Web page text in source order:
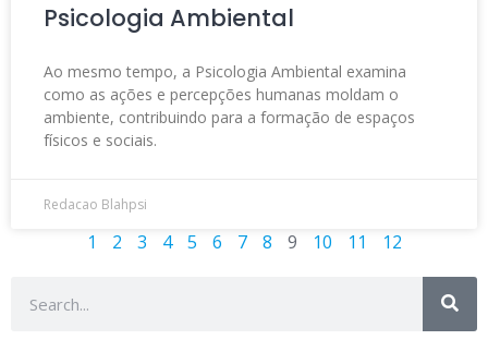
Psicologia Ambiental
Ao mesmo tempo, a Psicologia Ambiental examina
como as ações e percepções humanas moldam o
ambiente, contribuindo para a formação de espaços
físicos e sociais.
Redacao Blahpsi
1 2 3 4 5 6 7 8 9 10 11 12